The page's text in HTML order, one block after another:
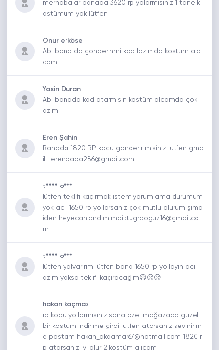
merhabalar banada 3620 rp yolarmısınız 1 tane k
ostümüm yok lütfen
Onur erköse
Abi bana da gönderinmi kod lazimda kostüm ala
cam
Yasin Duran
Abi banada kod atarmısın kostüm alcamda çok l
azım
Eren Şahin
Banada 1820 RP kodu gönderir misiniz lütfen gma
il : erenbaba286@gmail.com
t**** o***
lütfen teklifi kaçırmak istemiyorum ama durumum
yok acil 1650 rp yollarsanız çok mutlu olurum şimd
iden heyecanlandım mail:tugraoguz16@gmail.co
m
t**** o***
lütfen yalvarırım lütfen bana 1650 rp yollayın acil l
azım yoksa teklifi kaçıracağım😥😥😥
hakan kaçmaz
rp kodu yollarmısınız sana özel mağazada güzel
bir kostüm indirime girdi lütfen atarsanız sevinirim
e postam hakan_akdamar67@hotmail.com 1820 r
p atarsanız iyi olur 2 kostüm alıcam